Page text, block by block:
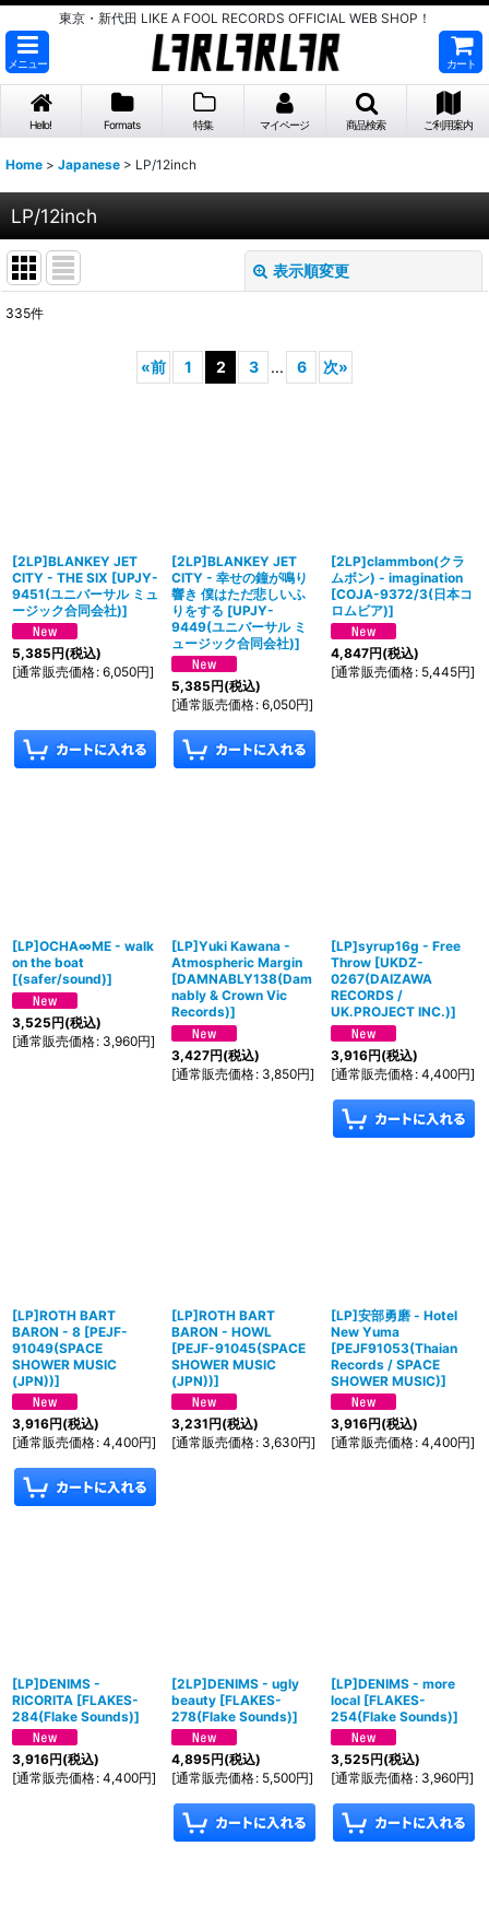
東京・新代田 LIKE A FOOL RECORDS OFFICIAL WEB SHOP！
メニュー カート
Hello! Formats 特集 マイページ 商品検索 ご利用案内
Home > Japanese > LP/12inch
LP/12inch
表示順変更
335件
«前 1 2 3 ... 6 次»
[2LP]BLANKEY JET
CITY - THE SIX [UPJY-
9451(ユニバーサル ミュ
ージック合同会社)]
5,385円(税込)
[通常販売価格: 6,050円]
[2LP]BLANKEY JET
CITY - 幸せの鐘が鳴り
響き 僕はただ悲しいふ
りをする [UPJY-
9449(ユニバーサル ミ
ュージック合同会社)]
5,385円(税込)
[通常販売価格: 6,050円]
[2LP]clammbon(クラ
ムボン) - imagination
[COJA-9372/3(日本コ
ロムビア)]
4,847円(税込)
[通常販売価格: 5,445円]
[LP]OCHA∞ME - walk
on the boat
[(safer/sound)]
3,525円(税込)
[通常販売価格: 3,960円]
[LP]Yuki Kawana -
Atmospheric Margin
[DAMNABLY138(Dam
nably & Crown Vic
Records)]
3,427円(税込)
[通常販売価格: 3,850円]
[LP]syrup16g - Free
Throw [UKDZ-
0267(DAIZAWA
RECORDS /
UK.PROJECT INC.)]
3,916円(税込)
[通常販売価格: 4,400円]
[LP]ROTH BART
BARON - 8 [PEJF-
91049(SPACE
SHOWER MUSIC
(JPN))]
3,916円(税込)
[通常販売価格: 4,400円]
[LP]ROTH BART
BARON - HOWL
[PEJF-91045(SPACE
SHOWER MUSIC
(JPN))]
3,231円(税込)
[通常販売価格: 3,630円]
[LP]安部勇磨 - Hotel
New Yuma
[PEJF91053(Thaian
Records / SPACE
SHOWER MUSIC)]
3,916円(税込)
[通常販売価格: 4,400円]
[LP]DENIMS -
RICORITA [FLAKES-
284(Flake Sounds)]
3,916円(税込)
[通常販売価格: 4,400円]
[2LP]DENIMS - ugly
beauty [FLAKES-
278(Flake Sounds)]
4,895円(税込)
[通常販売価格: 5,500円]
[LP]DENIMS - more
local [FLAKES-
254(Flake Sounds)]
3,525円(税込)
[通常販売価格: 3,960円]